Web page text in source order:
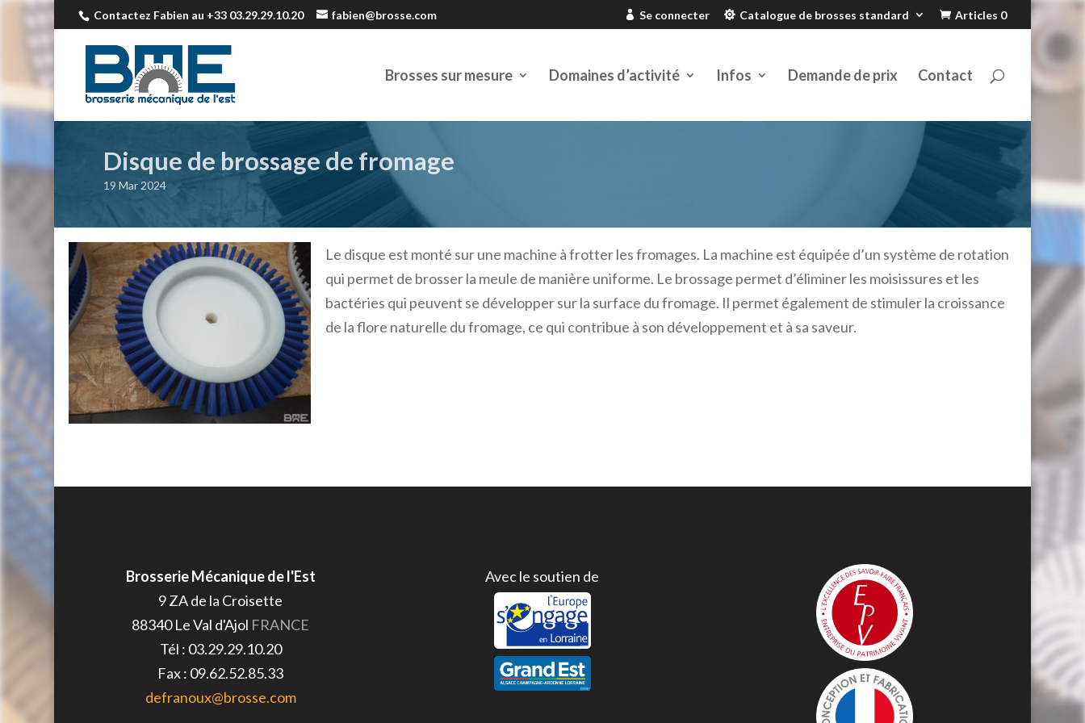
Contactez Fabien au +33 03.29.29.10.20 fabien@brosse.com Se connecter Catalogue de brosses standard Articles 0
Brosses sur mesure Domaines d’activité Infos Demande de prix Contact
Disque de brossage de fromage
19 Mar 2024
Le disque est monté sur une machine à frotter les fromages. La machine est équipée d’un système de rotation
qui permet de brosser la meule de manière uniforme. Le brossage permet d’éliminer les moisissures et les
bactéries qui peuvent se développer sur la surface du fromage. Il permet également de stimuler la croissance
de la flore naturelle du fromage, ce qui contribue à son développement et à sa saveur.
Brosserie Mécanique de l'Est
9 ZA de la Croisette
88340 Le Val d'Ajol FRANCE
Tél : 03.29.29.10.20
Fax : 09.62.52.85.33
defranoux@brosse.com
Avec le soutien de